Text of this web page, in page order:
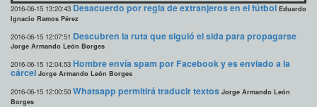
2016-06-15 13:20:43 Desacuerdo por regla de extranjeros en el fútbol Eduardo
Ignacio Ramos Pérez
2016-06-15 12:07:51 Descubren la ruta que siguió el sida para propagarse
Jorge Armando León Borges
2016-06-15 12:04:53 Hombre envía spam por Facebook y es enviado a la
cárcel Jorge Armando León Borges
2016-06-15 12:00:50 Whatsapp permitirá traducir textos Jorge Armando León
Borges